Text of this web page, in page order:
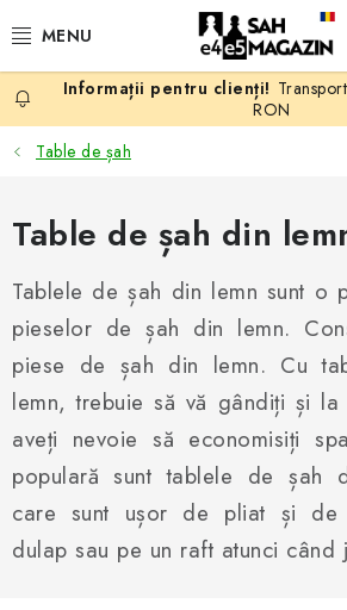
PROMOTII
ȘAH
PIESE DE ȘAH
TABLE DE ȘAH
CEAS DE ȘAH
CĂRȚI DE ȘAH
ANTICARIAT
ȘAH ONLINE
RON
Table de șah
Table de șah din
Tablele de șah din lemn sunt o
pieselor de șah din lemn.
piese de șah din lemn. Cu
lemn, trebuie să vă gândiți și la
aveți nevoie să economisiți
populară sunt tablele de șah
care sunt ușor de pliat și de
dulap sau pe un raft atunci când